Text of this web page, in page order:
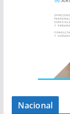
Nacional